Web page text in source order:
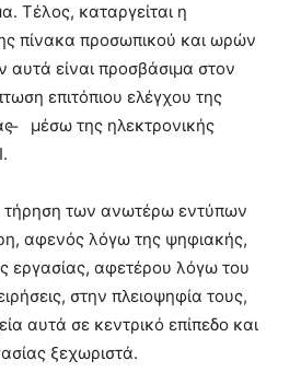
Τέλος, καταργείται η
πίνακα προσωπικού και ωρών
αυτά είναι προσβάσιμα στον
επιτόπιου ελέγχου της
μέσω της ηλεκτρονικής
τήρηση των ανωτέρω εντύπων
αφενός λόγω της ψηφιακής,
εργασίας, αφετέρου λόγω του
στην πλειοψηφία τους,
αυτά σε κεντρικό επίπεδο και
ξεχωριστά.